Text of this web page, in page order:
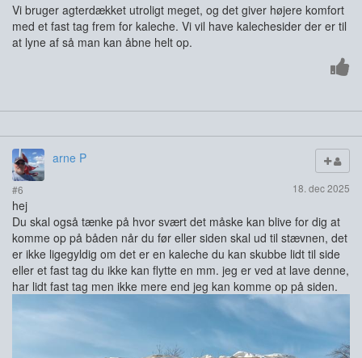
Vi bruger agterdækket utroligt meget, og det giver højere komfort
med et fast tag frem for kaleche. Vi vil have kalechesider der er til
at lyne af så man kan åbne helt op.
arne P
#6 18. dec 2025
hej
Du skal også tænke på hvor svært det måske kan blive for dig at
komme op på båden når du før eller siden skal ud til stævnen, det
er ikke ligegyldig om det er en kaleche du kan skubbe lidt til side
eller et fast tag du ikke kan flytte en mm. jeg er ved at lave denne,
har lidt fast tag men ikke mere end jeg kan komme op på siden.